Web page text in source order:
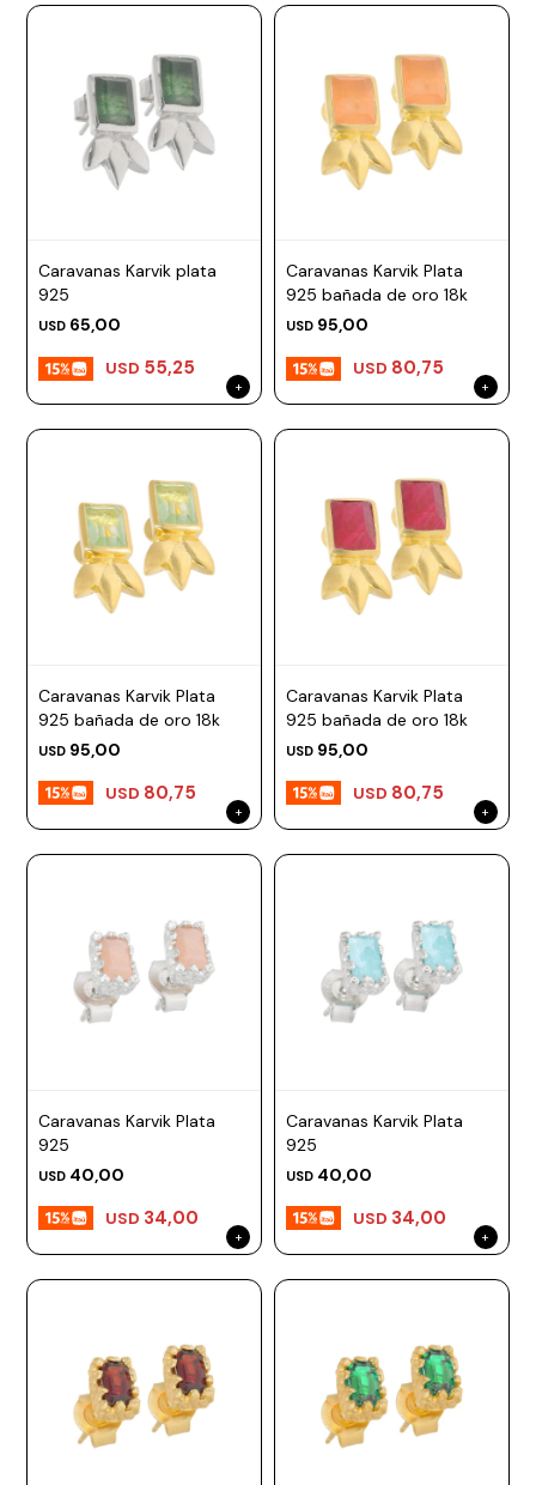
Caravanas Karvik plata
925
USD 65,00
USD 55,25
Caravanas Karvik Plata
925 bañada de oro 18k
USD 95,00
USD 80,75
Caravanas Karvik Plata
925 bañada de oro 18k
USD 95,00
USD 80,75
Caravanas Karvik Plata
925 bañada de oro 18k
USD 95,00
USD 80,75
Caravanas Karvik Plata
925
USD 40,00
USD 34,00
Caravanas Karvik Plata
925
USD 40,00
USD 34,00